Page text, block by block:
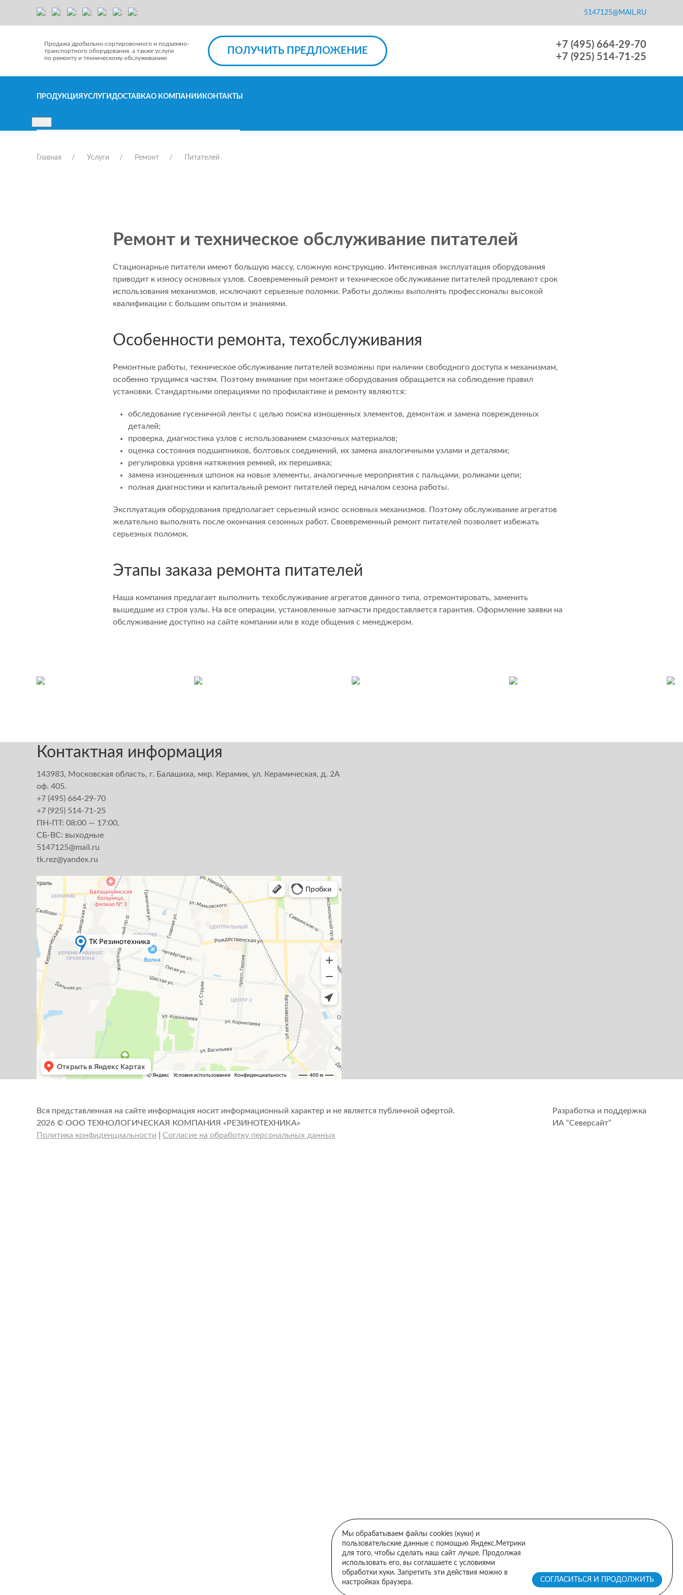
5147125@MAIL.RU
Продажа дробильно-сортировочного и подъемно-
транспортного оборудования, а также услуги
по ремонту и техническому обслуживанию
ПОЛУЧИТЬ ПРЕДЛОЖЕНИЕ
+7 (495) 664-29-70
+7 (925) 514-71-25
ПРОДУКЦИЯ УСЛУГИ ДОСТАВКАО КОМПАНИИ КОНТАКТЫ
Главная Услуги Ремонт Питателей
Ремонт и техническое обслуживание питателей
Стационарные питатели имеют большую массу, сложную конструкцию. Интенсивная эксплуатация оборудования
приводит к износу основных узлов. Своевременный ремонт и техническое обслуживание питателей продлевают срок
использования механизмов, исключают серьезные поломки. Работы должны выполнять профессионалы высокой
квалификации с большим опытом и знаниями.
Особенности ремонта, техобслуживания
Ремонтные работы, техническое обслуживание питателей возможны при наличии свободного доступа к механизмам,
особенно трущимся частям. Поэтому внимание при монтаже оборудования обращается на соблюдение правил
установки. Стандартными операциями по профилактике и ремонту являются:
обследование гусеничной ленты с целью поиска изношенных элементов, демонтаж и замена поврежденных
деталей;
проверка, диагностика узлов с использованием смазочных материалов;
оценка состояния подшипников, болтовых соединений, их замена аналогичными узлами и деталями;
регулировка уровня натяжения ремней, их перешивка;
замена изношенных шпонок на новые элементы, аналогичные мероприятия с пальцами, роликами цепи;
полная диагностики и капитальный ремонт питателей перед началом сезона работы.
Эксплуатация оборудования предполагает серьезный износ основных механизмов. Поэтому обслуживание агрегатов
желательно выполнять после окончания сезонных работ. Своевременный ремонт питателей позволяет избежать
серьезных поломок.
Этапы заказа ремонта питателей
Наша компания предлагает выполнить техобслуживание агрегатов данного типа, отремонтировать, заменить
вышедшие из строя узлы. На все операции, установленные запчасти предоставляется гарантия. Оформление заявки на
обслуживание доступно на сайте компании или в ходе общения с менеджером.
Контактная информация
143983, Московская область, г. Балашиха, мкр. Керамик, ул. Керамическая, д. 2А
оф. 405.
+7 (495) 664-29-70
+7 (925) 514-71-25
ПН-ПТ: 08:00 — 17:00,
СБ-ВС: выходные
5147125@mail.ru
tk.rez@yandex.ru
Вся представленная на сайте информация носит информационный характер и не является публичной офертой.
2026 © ООО ТЕХНОЛОГИЧЕСКАЯ КОМПАНИЯ «РЕЗИНОТЕХНИКА»
Политика конфиденциальности
Согласие на обработку персональных данных
Разработка и поддержка
ИА “Северсайт”
Мы обрабатываем файлы cookies (куки) и
пользовательские данные с помощью Яндекс.Метрики
для того, чтобы сделать наш сайт лучше. Продолжая
использовать его, вы соглашаете с условиями
обработки куки. Запретить эти действия можно в
настройках браузера.
СОГЛАСИТЬСЯ И ПРОДОЛЖИТЬ
ОТПРАВИТЬ